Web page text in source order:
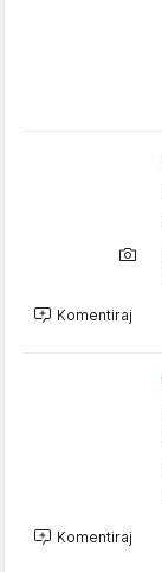
Komentiraj
Komentiraj